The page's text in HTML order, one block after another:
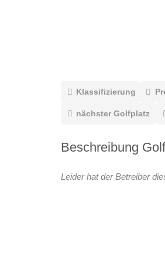
Klassifizierung
nächster Golfplatz
Beschreibung
Leider hat der Betreiber